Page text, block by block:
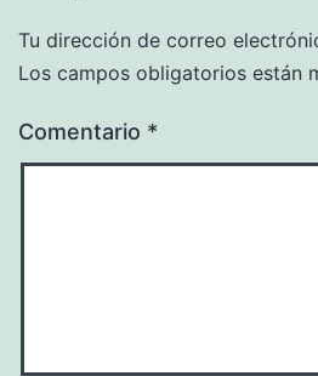
Tu dirección de correo
Los campos obligatorios están
Comentario *